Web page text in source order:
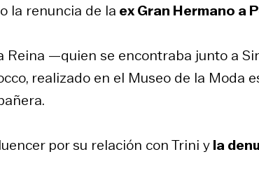
la renuncia de la exGran Hermano a
Reina —quien se encontraba junto a
realizado en el Museo de la Moda
por su relación con Trini yla